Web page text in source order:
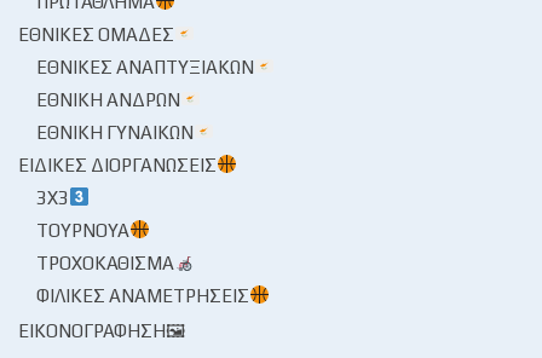
ΕΘΝΙΚΈΣ ΟΜΆΔΕΣ
ΕΘΝΙΚΈΣ ΑΝΑΠΤΥΞΙΑΚΏΝ
ΕΘΝΙΚΉ ΑΝΔΡΏΝ
ΕΘΝΙΚΉ ΓΥΝΑΙΚΏΝ
ΕΙΔΙΚΈΣ ΔΙΟΡΓΑΝΏΣΕΙΣ
3X3
ΤΟΥΡΝΟΥΆ
ΤΡΟΧΟΚΆΘΙΣΜΑ
ΦΙΛΙΚΈΣ ΑΝΑΜΕΤΡΉΣΕΙΣ
ΕΙΚΟΝΟΓΡΆΦΗΣΗ🖼